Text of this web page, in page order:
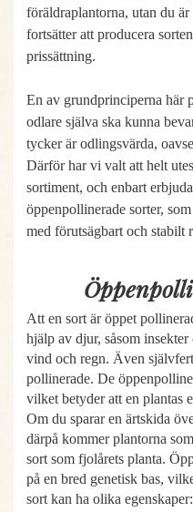
föräldraplantorna, utan du
fortsätter att producera
prissättning.
En av grundprinciperna här
odlare själva ska kunna
tycker är odlingsvärda,
Därför har vi valt att helt
sortiment, och enbart
öppenpollinerade sorter,
med förutsägbart och stabilt
Att en sort är öppet
hjälp av djur, såsom
vind och regn. Även
pollinerade. De
vilket betyder att en plantas
Om du sparar en ärtskida
därpå kommer plantorna
sort som fjolårets planta.
på en bred genetisk bas,
sort kan ha olika